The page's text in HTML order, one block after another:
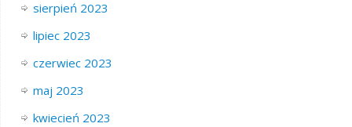
sierpień 2023
lipiec 2023
czerwiec 2023
maj 2023
kwiecień 2023